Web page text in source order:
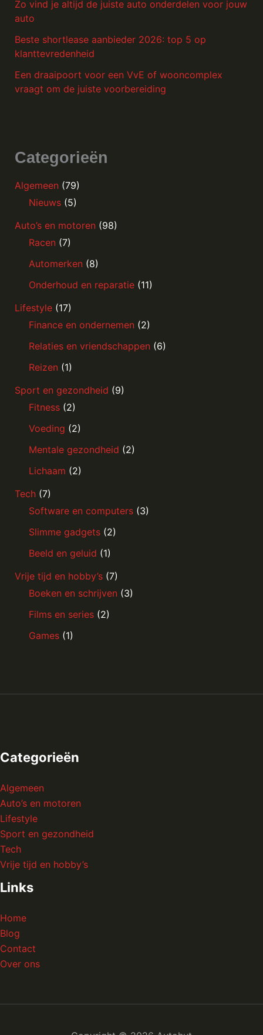
Zo vind je altijd de juiste auto onderdelen voor jouw
auto
Beste shortlease aanbieder 2026: top 5 op
klanttevredenheid
Een draaipoort voor een VvE of wooncomplex
vraagt om de juiste voorbereiding
Categorieën
Algemeen (79)
Nieuws(5)
Auto’s en motoren (98)
Racen (7)
Automerken (8)
Onderhoud en reparatie(11)
Lifestyle(17)
Finance en ondernemen (2)
Relaties en vriendschappen (6)
Reizen (1)
Sport en gezondheid (9)
Fitness(2)
Voeding (2)
Mentale gezondheid (2)
Lichaam (2)
Tech(7)
Software en computers(3)
Slimme gadgets(2)
Beeld en geluid (1)
Vrije tijd en hobby’s(7)
Boeken en schrijven (3)
Films en series(2)
Games(1)
Categorieën
Algemeen
Auto’s en motoren
Lifestyle
Sport en gezondheid
Tech
Vrije tijd en hobby’s
Links
Home
Blog
Contact
Over ons